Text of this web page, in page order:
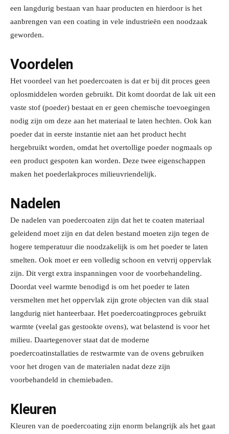
een langdurig bestaan van haar producten en hierdoor is het
aanbrengen van een coating in vele industrieën een noodzaak
geworden.
Voordelen
Het voordeel van het poedercoaten is dat er bij dit proces geen
oplosmiddelen worden gebruikt. Dit komt doordat de lak uit een
vaste stof (poeder) bestaat en er geen chemische toevoegingen
nodig zijn om deze aan het materiaal te laten hechten. Ook kan
poeder dat in eerste instantie niet aan het product hecht
hergebruikt worden, omdat het overtollige poeder nogmaals op
een product gespoten kan worden. Deze twee eigenschappen
maken het poederlakproces milieuvriendelijk.
Nadelen
De nadelen van poedercoaten zijn dat het te coaten materiaal
geleidend moet zijn en dat delen bestand moeten zijn tegen de
hogere temperatuur die noodzakelijk is om het poeder te laten
smelten. Ook moet er een volledig schoon en vetvrij oppervlak
zijn. Dit vergt extra inspanningen voor de voorbehandeling.
Doordat veel warmte benodigd is om het poeder te laten
versmelten met het oppervlak zijn grote objecten van dik staal
langdurig niet hanteerbaar. Het poedercoatingproces gebruikt
warmte (veelal gas gestookte ovens), wat belastend is voor het
milieu. Daartegenover staat dat de moderne
poedercoatinstallaties de restwarmte van de ovens gebruiken
voor het drogen van de materialen nadat deze zijn
voorbehandeld in chemiebaden.
Kleuren
Kleuren van de poedercoating zijn enorm belangrijk als het gaat